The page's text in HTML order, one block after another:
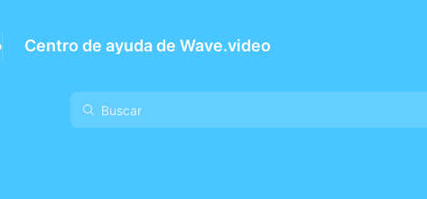
Centro de ayuda de Wave.video